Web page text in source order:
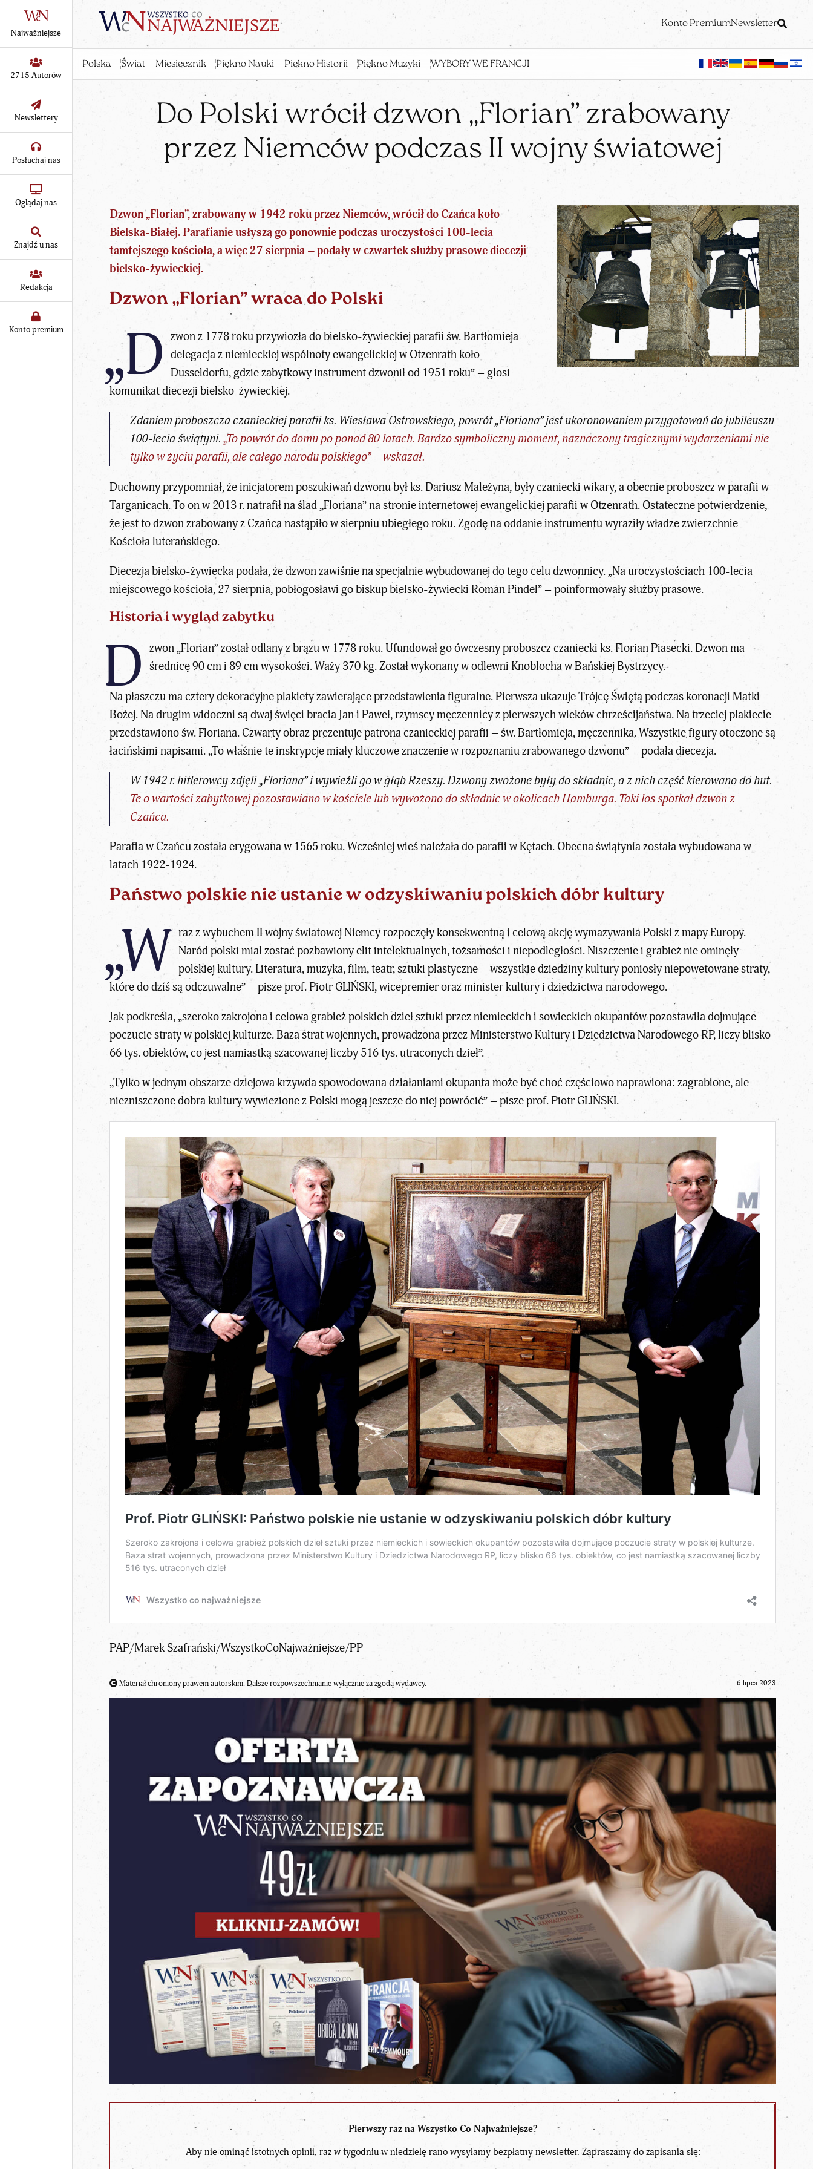
Konto PremiumNewsletter
Polska Świat Miesięcznik Piękno Nauki Piękno Historii Piękno Muzyki WYBORY WE FRANCJI
Najważniejsze
2715 Autorów
Newslettery
Posłuchaj nas
Oglądaj nas
Znajdź u nas
Redakcja
Konto premium
Do Polski wrócił dzwon „Florian” zrabowany
przez Niemców podczas II wojny światowej
Dzwon „Florian”, zrabowany w 1942 roku przez Niemców, wrócił do Czańca koło
Bielska-Białej. Parafianie usłyszą go ponownie podczas uroczystości 100-lecia
tamtejszego kościoła, a więc 27 sierpnia – podały w czwartek służby prasowe diecezji
bielsko-żywieckiej.
Dzwon „Florian” wraca do Polski
„D zwon z 1778 roku przywiozła do bielsko-żywieckiej parafii św. Bartłomieja
delegacja z niemieckiej wspólnoty ewangelickiej w Otzenrath koło
Dusseldorfu, gdzie zabytkowy instrument dzwonił od 1951 roku” – głosi
komunikat diecezji bielsko-żywieckiej.
Zdaniem proboszcza czanieckiej parafii ks. Wiesława Ostrowskiego, powrót „Floriana” jest ukoronowaniem przygotowań do jubileuszu
100-lecia świątyni.„To powrót do domu po ponad 80 latach. Bardzo symboliczny moment, naznaczony tragicznymi wydarzeniami nie
tylko w życiu parafii, ale całego narodu polskiego” – wskazał.
Duchowny przypomniał, że inicjatorem poszukiwań dzwonu był ks. Dariusz Mależyna, były czaniecki wikary, a obecnie proboszcz w parafii w
Targanicach. To on w 2013 r. natrafił na ślad „Floriana” na stronie internetowej ewangelickiej parafii w Otzenrath. Ostateczne potwierdzenie,
że jest to dzwon zrabowany z Czańca nastąpiło w sierpniu ubiegłego roku. Zgodę na oddanie instrumentu wyraziły władze zwierzchnie
Kościoła luterańskiego.
Diecezja bielsko-żywiecka podała, że dzwon zawiśnie na specjalnie wybudowanej do tego celu dzwonnicy. „Na uroczystościach 100-lecia
miejscowego kościoła, 27 sierpnia, pobłogosławi go biskup bielsko-żywiecki Roman Pindel” – poinformowały służby prasowe.
Historia i wygląd zabytku
D zwon „Florian” został odlany z brązu w 1778 roku. Ufundował go ówczesny proboszcz czaniecki ks. Florian Piasecki. Dzwon ma
średnicę 90 cm i 89 cm wysokości. Waży 370 kg. Został wykonany w odlewni Knoblocha w Bańskiej Bystrzycy.
Na płaszczu ma cztery dekoracyjne plakiety zawierające przedstawienia figuralne. Pierwsza ukazuje Trójcę Świętą podczas koronacji Matki
Bożej. Na drugim widoczni są dwaj święci bracia Jan i Paweł, rzymscy męczennicy z pierwszych wieków chrześcijaństwa. Na trzeciej plakiecie
przedstawiono św. Floriana. Czwarty obraz prezentuje patrona czanieckiej parafii – św. Bartłomieja, męczennika. Wszystkie figury otoczone są
łacińskimi napisami. „To właśnie te inskrypcje miały kluczowe znaczenie w rozpoznaniu zrabowanego dzwonu” – podała diecezja.
W 1942 r. hitlerowcy zdjęli „Floriana” i wywieźli go w głąb Rzeszy. Dzwony zwożone były do składnic, a z nich część kierowano do hut.
Te o wartości zabytkowej pozostawiano w kościele lub wywożono do składnic w okolicach Hamburga. Taki los spotkał dzwon z
Czańca.
Parafia w Czańcu została erygowana w 1565 roku. Wcześniej wieś należała do parafii w Kętach. Obecna świątynia została wybudowana w
latach 1922-1924.
Państwo polskie nie ustanie w odzyskiwaniu polskich dóbr kultury
„W raz z wybuchem II wojny światowej Niemcy rozpoczęły konsekwentną i celową akcję wymazywania Polski z mapy Europy.
Naród polski miał zostać pozbawiony elit intelektualnych, tożsamości i niepodległości. Niszczenie i grabież nie ominęły
polskiej kultury. Literatura,muzyka, film, teatr, sztuki plastyczne – wszystkie dziedziny kultury poniosły niepowetowane straty,
które do dziś są odczuwalne” – piszeprof. Piotr GLIŃSKI, wicepremier oraz minister kultury i dziedzictwa narodowego.
Jak podkreśla, „szeroko zakrojona i celowa grabież polskich dzieł sztuki przez niemieckich i sowieckich okupantów pozostawiła dojmujące
poczucie straty w polskiej kulturze. Baza strat wojennych, prowadzona przez Ministerstwo Kultury i Dziedzictwa Narodowego RP, liczy blisko
66 tys. obiektów, co jest namiastką szacowanej liczby 516 tys. utraconych dzieł”.
„Tylko w jednym obszarze dziejowa krzywda spowodowana działaniami okupanta może być choć częściowo naprawiona: zagrabione, ale
niezniszczone dobra kultury wywiezione z Polski mogą jeszcze do niej powrócić” – pisze prof. Piotr GLIŃSKI.
PAP/Marek Szafrański/WszystkoCoNajważniejsze/PP
Materiał chroniony prawem autorskim. Dalsze rozpowszechnianie wyłącznie za zgodą wydawcy. 6 lipca 2023
Pierwszy raz na Wszystko Co Najważniejsze?
Aby nie ominąć istotnych opinii, raz w tygodniu w niedzielę rano wysyłamy bezpłatny newsletter. Zapraszamy do zapisania się: